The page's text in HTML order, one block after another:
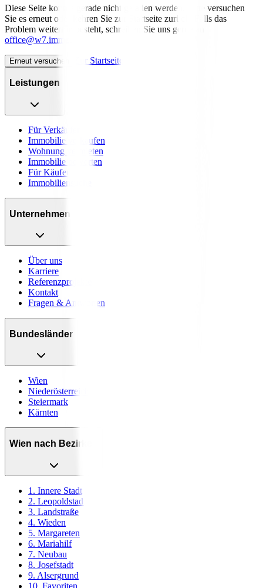
Diese Seite konnte gerade nicht geladen werden. Bitte versuchen
Sie es erneut oder kehren Sie zur Startseite zurück. Falls das
Problem weiterhin besteht, schreiben Sie uns gerne an
office@w7.immo
Erneut versuchen Zur Startseite
Leistungen
Für Verkäufer
Immobilie verkaufen
Wohnung vermieten
Immobilie bewerten
Für Käufer
Immobiliensuche
Unternehmen
Über uns
Karriere
Referenzprojekte
Kontakt
Fragen & Antworten
Bundesländer
Wien
Niederösterreich
Steiermark
Kärnten
Wien nach Bezirken
1. Innere Stadt
2. Leopoldstadt
3. Landstraße
4. Wieden
5. Margareten
6. Mariahilf
7. Neubau
8. Josefstadt
9. Alsergrund
10. Favoriten